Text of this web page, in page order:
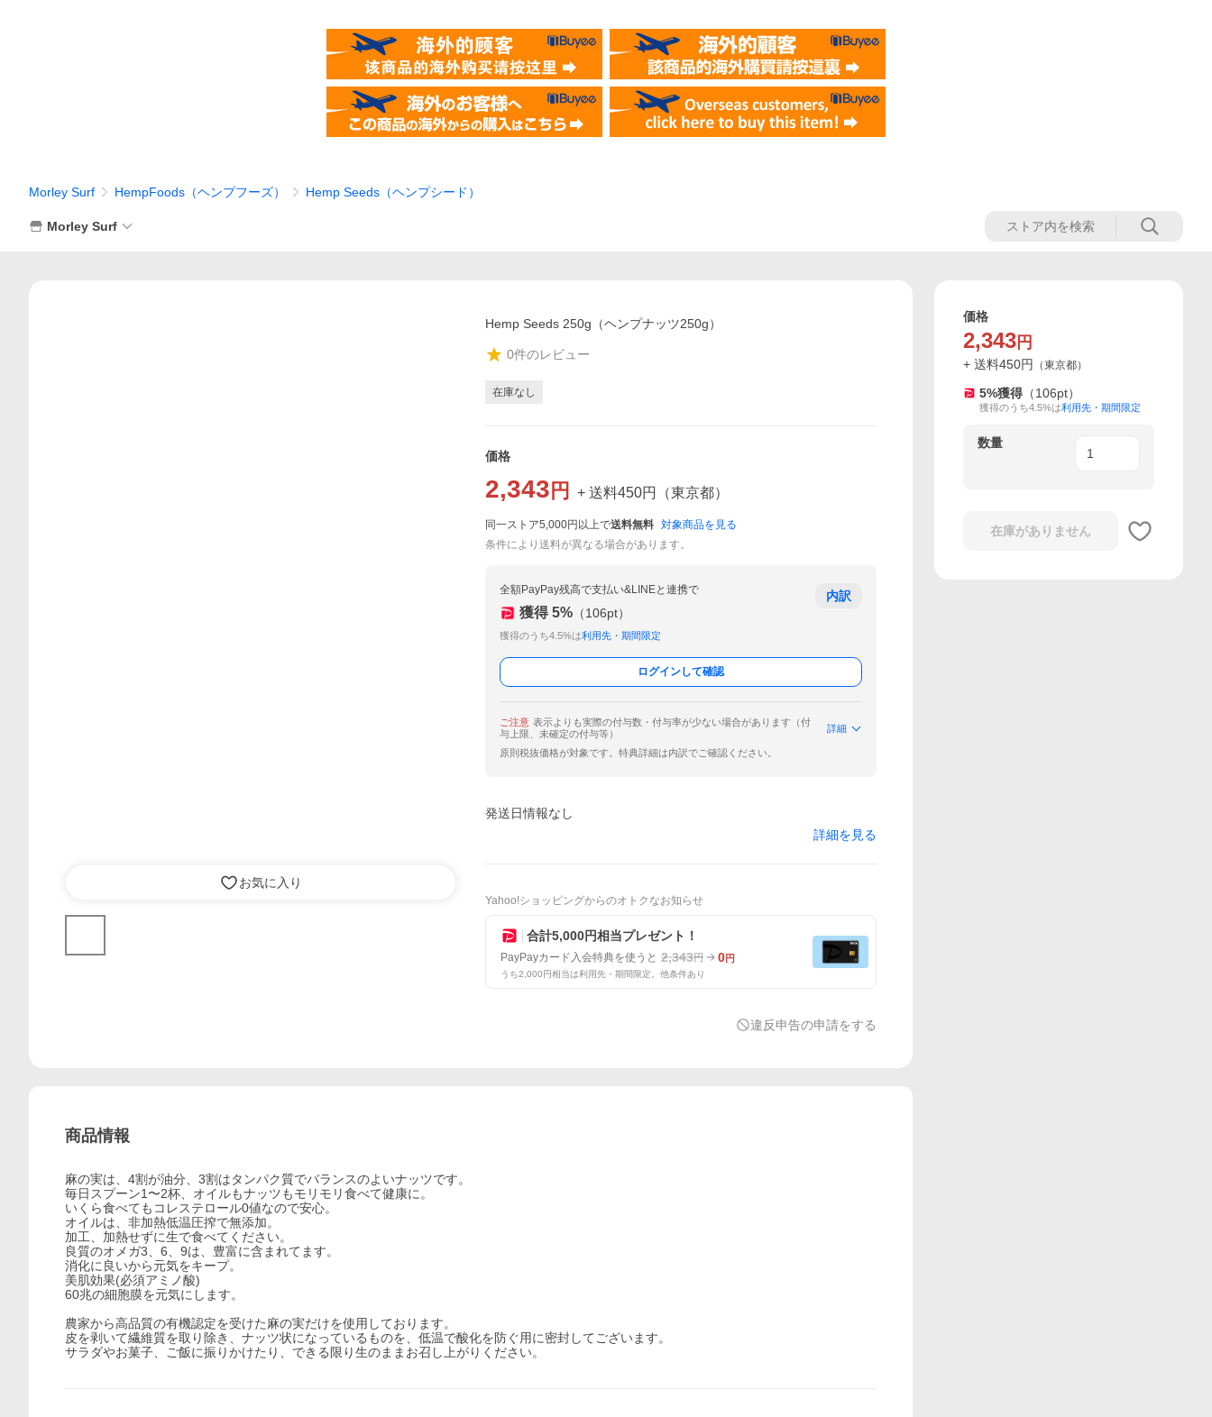
Morley Surf HempFoods（ヘンプフーズ） Hemp Seeds（ヘンプシード）
Morley Surf
お気に入り
Hemp Seeds 250g（ヘンプナッツ250g）
0件のレビュー
在庫なし
価格
2,343 円 + 送料450円 （東京都）
同一ストア5,000円以上で送料無料 対象商品を見る
条件により送料が異なる場合があります。
全額PayPay残高で支払い&LINEと連携で
獲得 5% （106pt）
獲得のうち4.5%は利用先・期間限定
内訳
ログインして確認
ご注意 表示よりも実際の付与数・付与率が少ない場合があります（付
与上限、未確定の付与等）
詳細
原則税抜価格が対象です。特典詳細は内訳でご確認ください。
発送日情報なし
詳細を見る
Yahoo!ショッピングからのオトクなお知らせ
合計5,000円相当プレゼント！
PayPayカード入会特典を使うと 2,343円 0円
うち2,000円相当は利用先・期間限定。他条件あり
違反申告の申請をする
商品情報
麻の実は、4割が油分、3割はタンパク質でバランスのよいナッツです。
毎日スプーン1〜2杯、オイルもナッツもモリモリ食べて健康に。
いくら食べてもコレステロール0値なので安心。
オイルは、非加熱低温圧搾で無添加。
加工、加熱せずに生で食べてください。
良質のオメガ3、6、9は、豊富に含まれてます。
消化に良いから元気をキープ。
美肌効果(必須アミノ酸)
60兆の細胞膜を元気にします。
農家から高品質の有機認定を受けた麻の実だけを使用しております。
皮を剥いて繊維質を取り除き、ナッツ状になっているものを、低温で酸化を防ぐ用に密封してございます。
サラダやお菓子、ご飯に振りかけたり、できる限り生のままお召し上がりください。
価格
2,343 円
+ 送料450円 （東京都）
5%獲得 （106pt）
獲得のうち4.5%は利用先・期間限定
数量
在庫がありません